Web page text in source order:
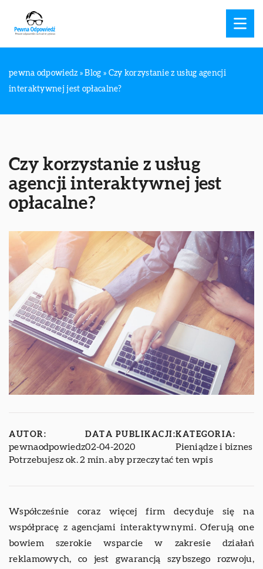
pewna odpowiedz »Blog » Czy korzystanie z usług agencji
interaktywnej jest opłacalne?
Czy korzystanie z usług
agencji interaktywnej jest
opłacalne?
AUTOR:
pewnaodpowiedz
DATA PUBLIKACJI:
02-04-2020
KATEGORIA:
Pieniądze i biznes
Potrzebujesz ok. 2 min. aby przeczytać ten wpis
Współcześnie coraz więcej firm decyduje się na
współpracę z agencjami interaktywnymi. Oferują one
bowiem szerokie wsparcie w zakresie działań
reklamowych, co jest gwarancją szybszego rozwoju,